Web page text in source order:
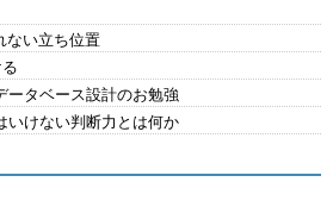
い立ち位置
ータベース設計のお勉強
いけない判断力とは何か